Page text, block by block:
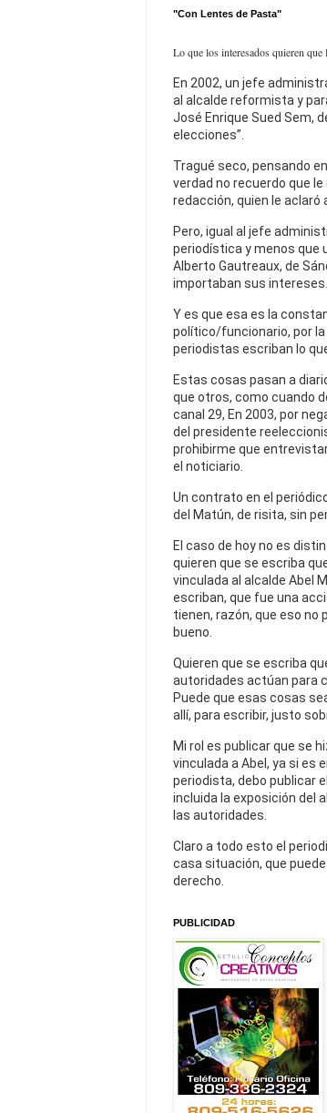
"Con Lentes de Pasta"
Lo que los interesados quieren que
En 2002, un jefe
al alcalde reformista y
José Enrique Sued Sem,
elecciones”.
Tragué seco, pensando
verdad no recuerdo que
redacción, quien le aclaró
Pero, igual al jefe
periodística y menos que
Alberto Gautreaux, de
importaban sus intereses.
Y es que esa es la
político/funcionario, por
periodistas escriban lo
Estas cosas pasan a
que otros, como cuando
canal 29, En 2003, por
del presidente
prohibirme que
el noticiario.
Un contrato en el
del Matún, de risita, sin
El caso de hoy no es
quieren que se escriba
vinculada al alcalde Abel
escriban, que fue una
tienen, razón, que eso no
bueno.
Quieren que se escriba
autoridades actúan para
Puede que esas cosas
allí, para escribir, justo
Mi rol es publicar que se
vinculada a Abel, ya si es
periodista, debo publicar
incluida la exposición del
las autoridades.
Claro a todo esto el
casa situación, que
derecho.
PUBLICIDAD